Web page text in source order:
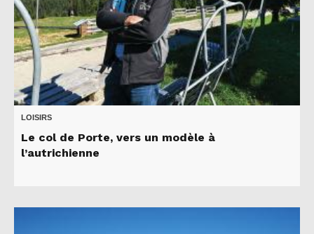
LOISIRS
Le col de Porte, vers un modèle à
l’autrichienne